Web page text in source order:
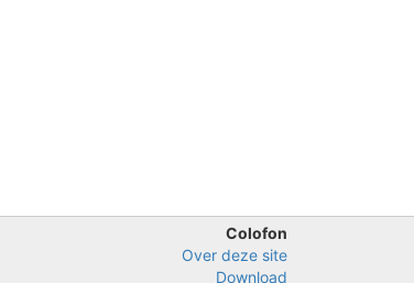
Colofon
Over deze site
Download